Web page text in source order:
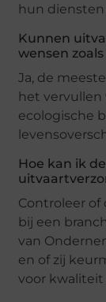
hun
Kunnen
wensen
Ja, de
het vervullen
ecologische
Hoe kan ik
Controleer of
bij een
van
en of zij
voor